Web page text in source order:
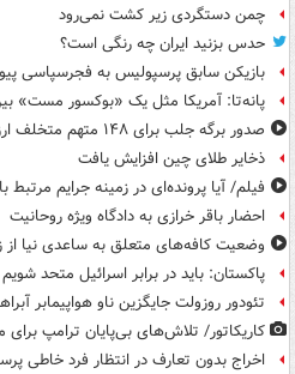
چمن دستگردی زیر کشت نمی‌رود
حدس بزنید ایران چه رنگی است؟
بازیکن سابق پرسپولیس به فجرسپاسی
پانه‌تا: آمریکا مثل یک «بوکسور مست»
صدور برگه جلب برای ۱۴۸ متهم متخلف ارزی
ذخایر طلای چین افزایش یافت
فیلم/ آیا پرونده‌ای در زمینه جرایم
احضار باقر خرازی به دادگاه ویژه روحانیت
وضعیت کافه‌های متعلق به ساعدی نیا از
پاکستان: باید در برابر اسرائیل متحد شویم
تئودور روزولت جایگزین ناو هواپیمابر
کاریکاتور/ تلاش‌های بی‌پایان ترامپ برای
اخراج بدون تعارف در انتظار فرد خاطی